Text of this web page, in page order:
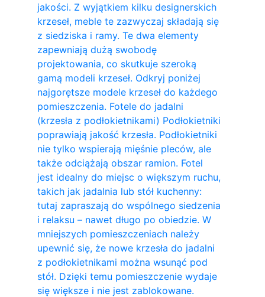
jakości. Z wyjątkiem kilku designerskich
krzeseł, meble te zazwyczaj składają się
z siedziska i ramy. Te dwa elementy
zapewniają dużą swobodę
projektowania, co skutkuje szeroką
gamą modeli krzeseł. Odkryj poniżej
najgorętsze modele krzeseł do każdego
pomieszczenia. Fotele do jadalni
(krzesła z podłokietnikami) Podłokietniki
poprawiają jakość krzesła. Podłokietniki
nie tylko wspierają mięśnie pleców, ale
także odciążają obszar ramion. ​Fotel
jest idealny do miejsc o większym ruchu,
takich jak jadalnia lub stół kuchenny:
tutaj zapraszają do wspólnego siedzenia
i relaksu – nawet długo po obiedzie. W
mniejszych pomieszczeniach należy
upewnić się, że nowe krzesła do jadalni
z podłokietnikami można wsunąć pod
stół. Dzięki temu pomieszczenie wydaje
się większe i nie jest zablokowane.